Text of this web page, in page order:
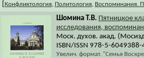
Конфликтология Политология Воспоминания.
Шомина Т.В. Пятницкое
исследования,
Моск. духов. акад.
ISBN/ISSN 978-5-6049388-
Увелич. формат. "Семья